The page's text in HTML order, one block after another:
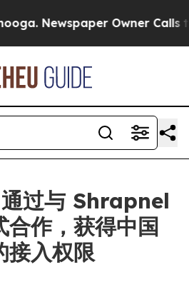
Newspaper Owner Calls the
过与 Shrapnel
合作，获得中国
接入权限